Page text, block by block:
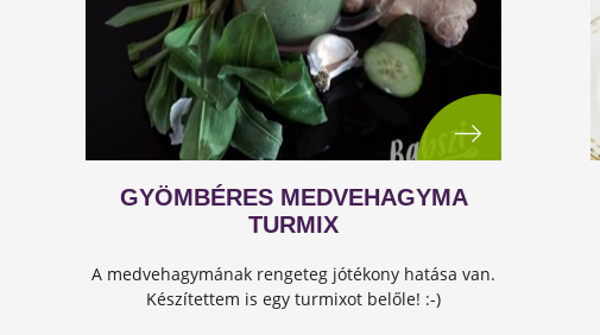
GYÖMBÉRES MEDVEHAGYMA
TURMIX
A medvehagymának rengeteg jótékony hatása van.
Készítettem is egy turmixot belőle! :-)